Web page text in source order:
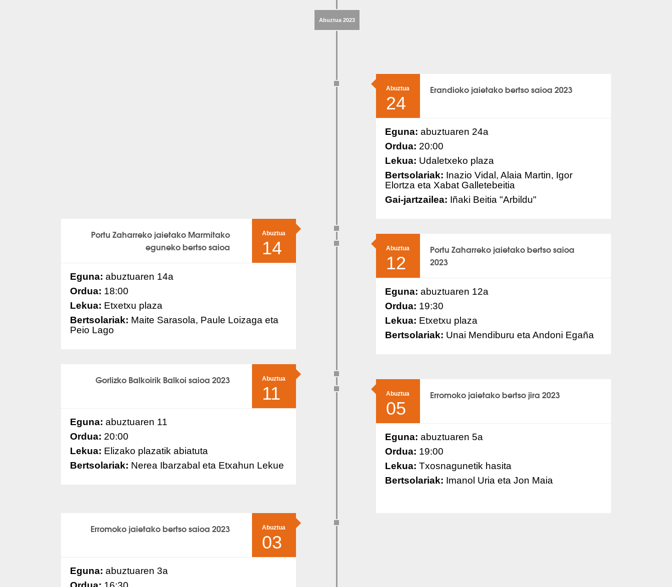
Abuztua 2023
Erandioko jaietako bertso saioa 2023
24
Abuztua
Eguna: abuztuaren 24a
Ordua: 20:00
Lekua: Udaletxeko plaza
Bertsolariak: Inazio Vidal, Alaia Martin, Igor
Elortza eta Xabat Galletebeitia
Gai-jartzailea: Iñaki Beitia "Arbildu"
Portu Zaharreko jaietako Marmitako
eguneko bertso saioa
14
Abuztua
Eguna: abuztuaren 14a
Ordua: 18:00
Lekua: Etxetxu plaza
Bertsolariak: Maite Sarasola, Paule Loizaga eta
Peio Lago
Portu Zaharreko jaietako bertso saioa
2023
12
Abuztua
Eguna: abuztuaren 12a
Ordua: 19:30
Lekua: Etxetxu plaza
Bertsolariak: Unai Mendiburu eta Andoni Egaña
Gorlizko Balkoirik Balkoi saioa 2023
11
Abuztua
Eguna: abuztuaren 11
Ordua: 20:00
Lekua: Elizako plazatik abiatuta
Bertsolariak: Nerea Ibarzabal eta Etxahun Lekue
Erromoko jaietako bertso jira 2023
05
Abuztua
Eguna: abuztuaren 5a
Ordua: 19:00
Lekua: Txosnagunetik hasita
Bertsolariak: Imanol Uria eta Jon Maia
Erromoko jaietako bertso saioa 2023
03
Abuztua
Eguna: abuztuaren 3a